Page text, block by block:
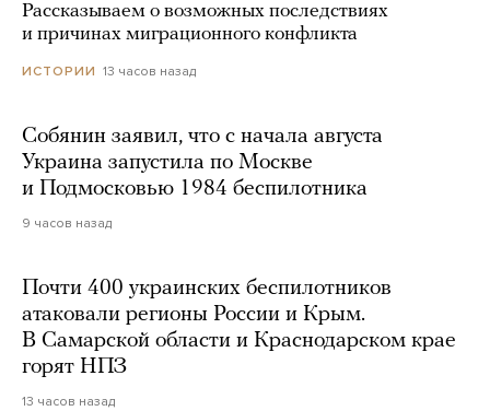
Рассказываем о возможных последствиях
и причинах миграционного конфликта
ИСТОРИИ 13 часов назад
Собянин заявил, что с начала августа
Украина запустила по Москве
и Подмосковью 1984 беспилотника
9 часов назад
Почти 400 украинских беспилотников
атаковали регионы России и Крым.
В Самарской области и Краснодарском крае
горят НПЗ
13 часов назад